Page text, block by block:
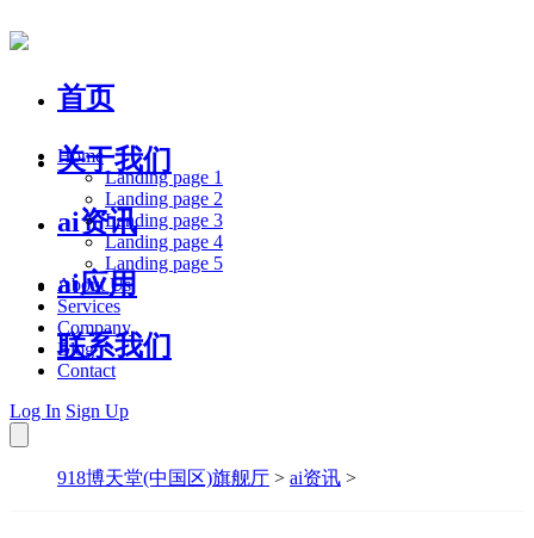
首页
关于我们
ai资讯
ai应用
联系我们
Home
Landing page 1
Landing page 2
Landing page 3
Landing page 4
Landing page 5
About Us
Services
Company
Blog
Contact
Log In Sign Up
918博天堂(中国区)旗舰厅 > ai资讯 >